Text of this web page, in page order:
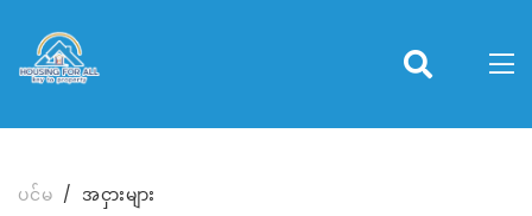
ပင်မ အငှားများ